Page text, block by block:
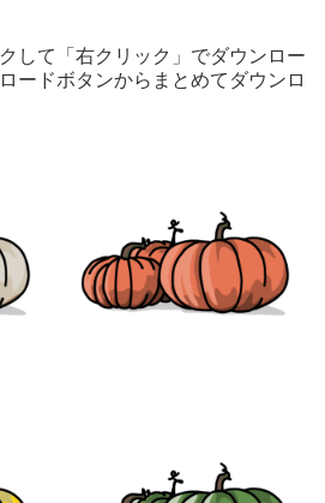
して「右クリック」でダウンロー
ードボタンからまとめてダウンロ